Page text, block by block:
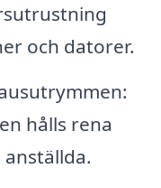
och datorer.
hålls rena